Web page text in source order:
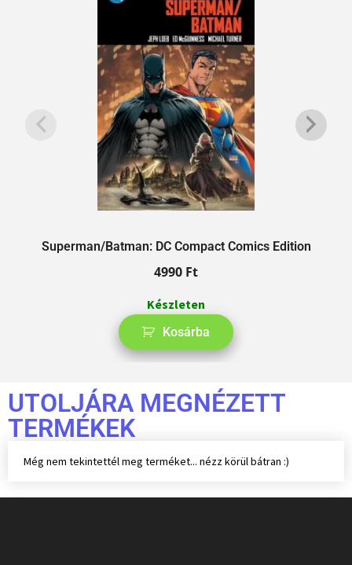
Superman/Batman: DC Compact Comics Edition
4990 Ft
Készleten
Kosárba
UTOLJÁRA MEGNÉZETT
TERMÉKEK
Még nem tekintettél meg terméket... nézz körül bátran :)